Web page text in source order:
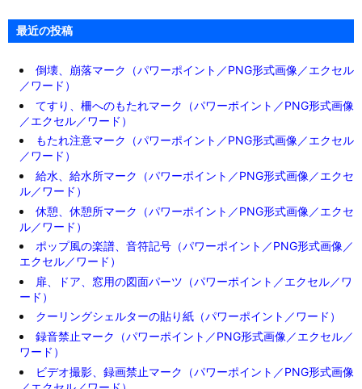
最近の投稿
倒壊、崩落マーク（パワーポイント／PNG形式画像／エクセル
／ワード）
てすり、柵へのもたれマーク（パワーポイント／PNG形式画像
／エクセル／ワード）
もたれ注意マーク（パワーポイント／PNG形式画像／エクセル
／ワード）
給水、給水所マーク（パワーポイント／PNG形式画像／エクセ
ル／ワード）
休憩、休憩所マーク（パワーポイント／PNG形式画像／エクセ
ル／ワード）
ポップ風の楽譜、音符記号（パワーポイント／PNG形式画像／
エクセル／ワード）
扉、ドア、窓用の図面パーツ（パワーポイント／エクセル／ワ
ード）
クーリングシェルターの貼り紙（パワーポイント／ワード）
録音禁止マーク（パワーポイント／PNG形式画像／エクセル／
ワード）
ビデオ撮影、録画禁止マーク（パワーポイント／PNG形式画像